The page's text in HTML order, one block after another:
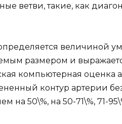
ветви, такие, как
величиной
размером и
компьютерная оценка
контур артерии
на 50\%, на 50-71\%, 71-